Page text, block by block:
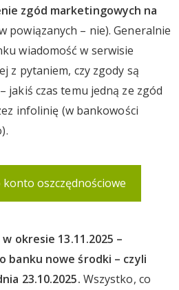
zgód marketingowych na
powiązanych – nie). Generalnie
wiadomość w serwisie
z pytaniem, czy zgody są
jakiś czas temu jedną ze zgód
infolinię (w bankowości
konto oszczędnościowe
okresie 13.11.2025 –
banku nowe środki – czyli
23.10.2025. Wszystko, co